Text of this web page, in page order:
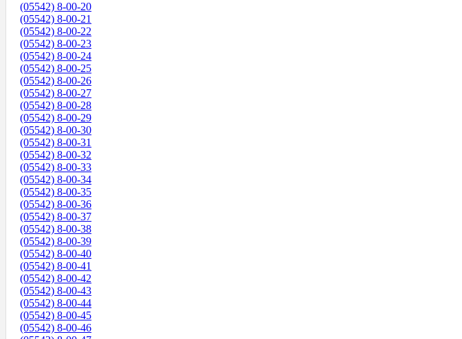
(05542) 8-00-20
(05542) 8-00-21
(05542) 8-00-22
(05542) 8-00-23
(05542) 8-00-24
(05542) 8-00-25
(05542) 8-00-26
(05542) 8-00-27
(05542) 8-00-28
(05542) 8-00-29
(05542) 8-00-30
(05542) 8-00-31
(05542) 8-00-32
(05542) 8-00-33
(05542) 8-00-34
(05542) 8-00-35
(05542) 8-00-36
(05542) 8-00-37
(05542) 8-00-38
(05542) 8-00-39
(05542) 8-00-40
(05542) 8-00-41
(05542) 8-00-42
(05542) 8-00-43
(05542) 8-00-44
(05542) 8-00-45
(05542) 8-00-46